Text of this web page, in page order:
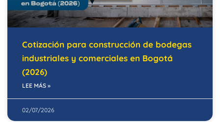
Cotización para construcción de bodegas
industriales y comerciales en Bogotá
(2026)
LEE MÁS »
02/07/2026